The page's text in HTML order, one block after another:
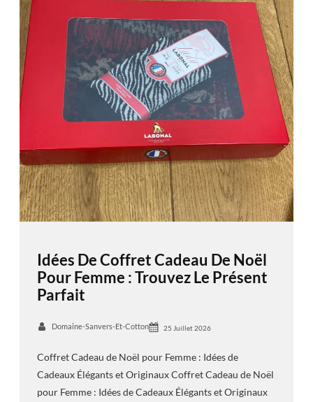
Idées De Coffret Cadeau De Noël
Pour Femme : Trouvez Le Présent
Parfait
Domaine-Sanvers-Et-Cotton 25 Juillet 2026
Coffret Cadeau de Noël pour Femme : Idées de
Cadeaux Élégants et Originaux Coffret Cadeau de Noël
pour Femme : Idées de Cadeaux Élégants et Originaux